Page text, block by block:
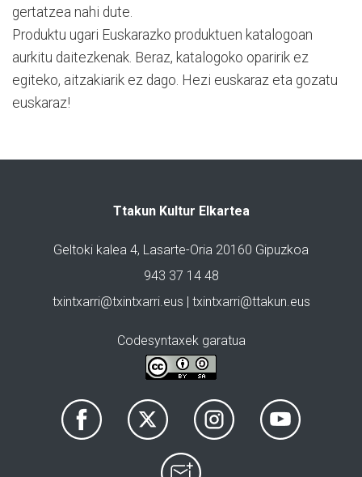
gertatzea nahi dute.
Produktu ugari Euskarazko produktuen katalogoan
aurkitu daitezkenak. Beraz, katalogoko oparirik ez
egiteko, aitzakiarik ez dago. Hezi euskaraz eta gozatu
euskaraz!
Ttakun Kultur Elkartea
Geltoki kalea 4, Lasarte-Oria 20160 Gipuzkoa
943 37 14 48
txintxarri@txintxarri.eus | txintxarri@ttakun.eus
Codesyntaxek garatua